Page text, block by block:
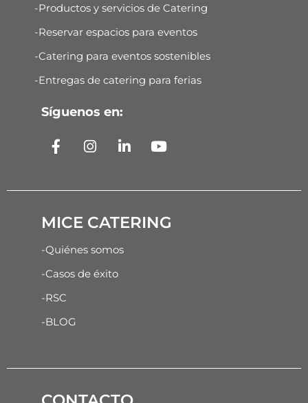
-Productos y servicios de Catering
-Reservar espacios para eventos
-Catering para eventos sostenibles
-Entregas de catering para ferias
Síguenos en:
MICE CATERING
-Quiénes somos
-Casos de éxito
-RSC
-BLOG